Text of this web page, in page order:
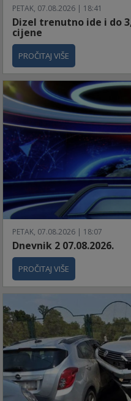
PETAK, 07.08.2026 | 18:41
Dizel trenutno ide i do
cijene
PROČITAJ VIŠE
PETAK, 07.08.2026 | 18:07
Dnevnik 2 07.08.2026.
PROČITAJ VIŠE